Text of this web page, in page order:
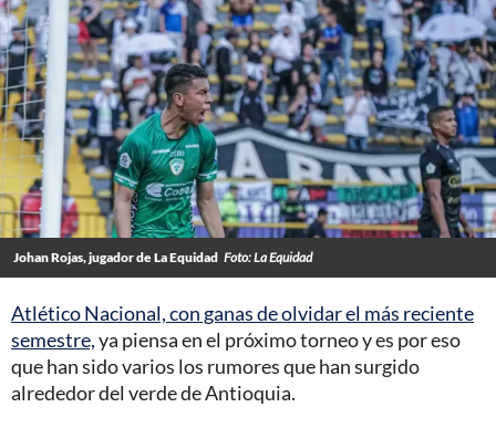
Johan Rojas, jugador de La Equidad Foto: La Equidad
Atlético Nacional, con ganas de olvidar el más reciente
semestre,ya piensa en el próximo torneo y es por eso
que han sido varios los rumores que han surgido
alrededor del verde de Antioquia.